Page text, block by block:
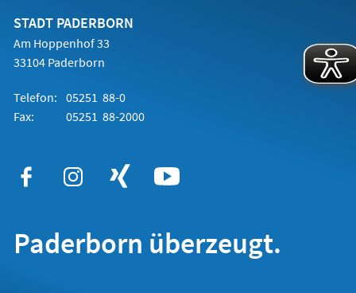
STADT PADERBORN
Am Hoppenhof 33
33104 Paderborn
Telefon: 05251 88-0
Fax:
05251 88-2000
Paderborn überzeugt.